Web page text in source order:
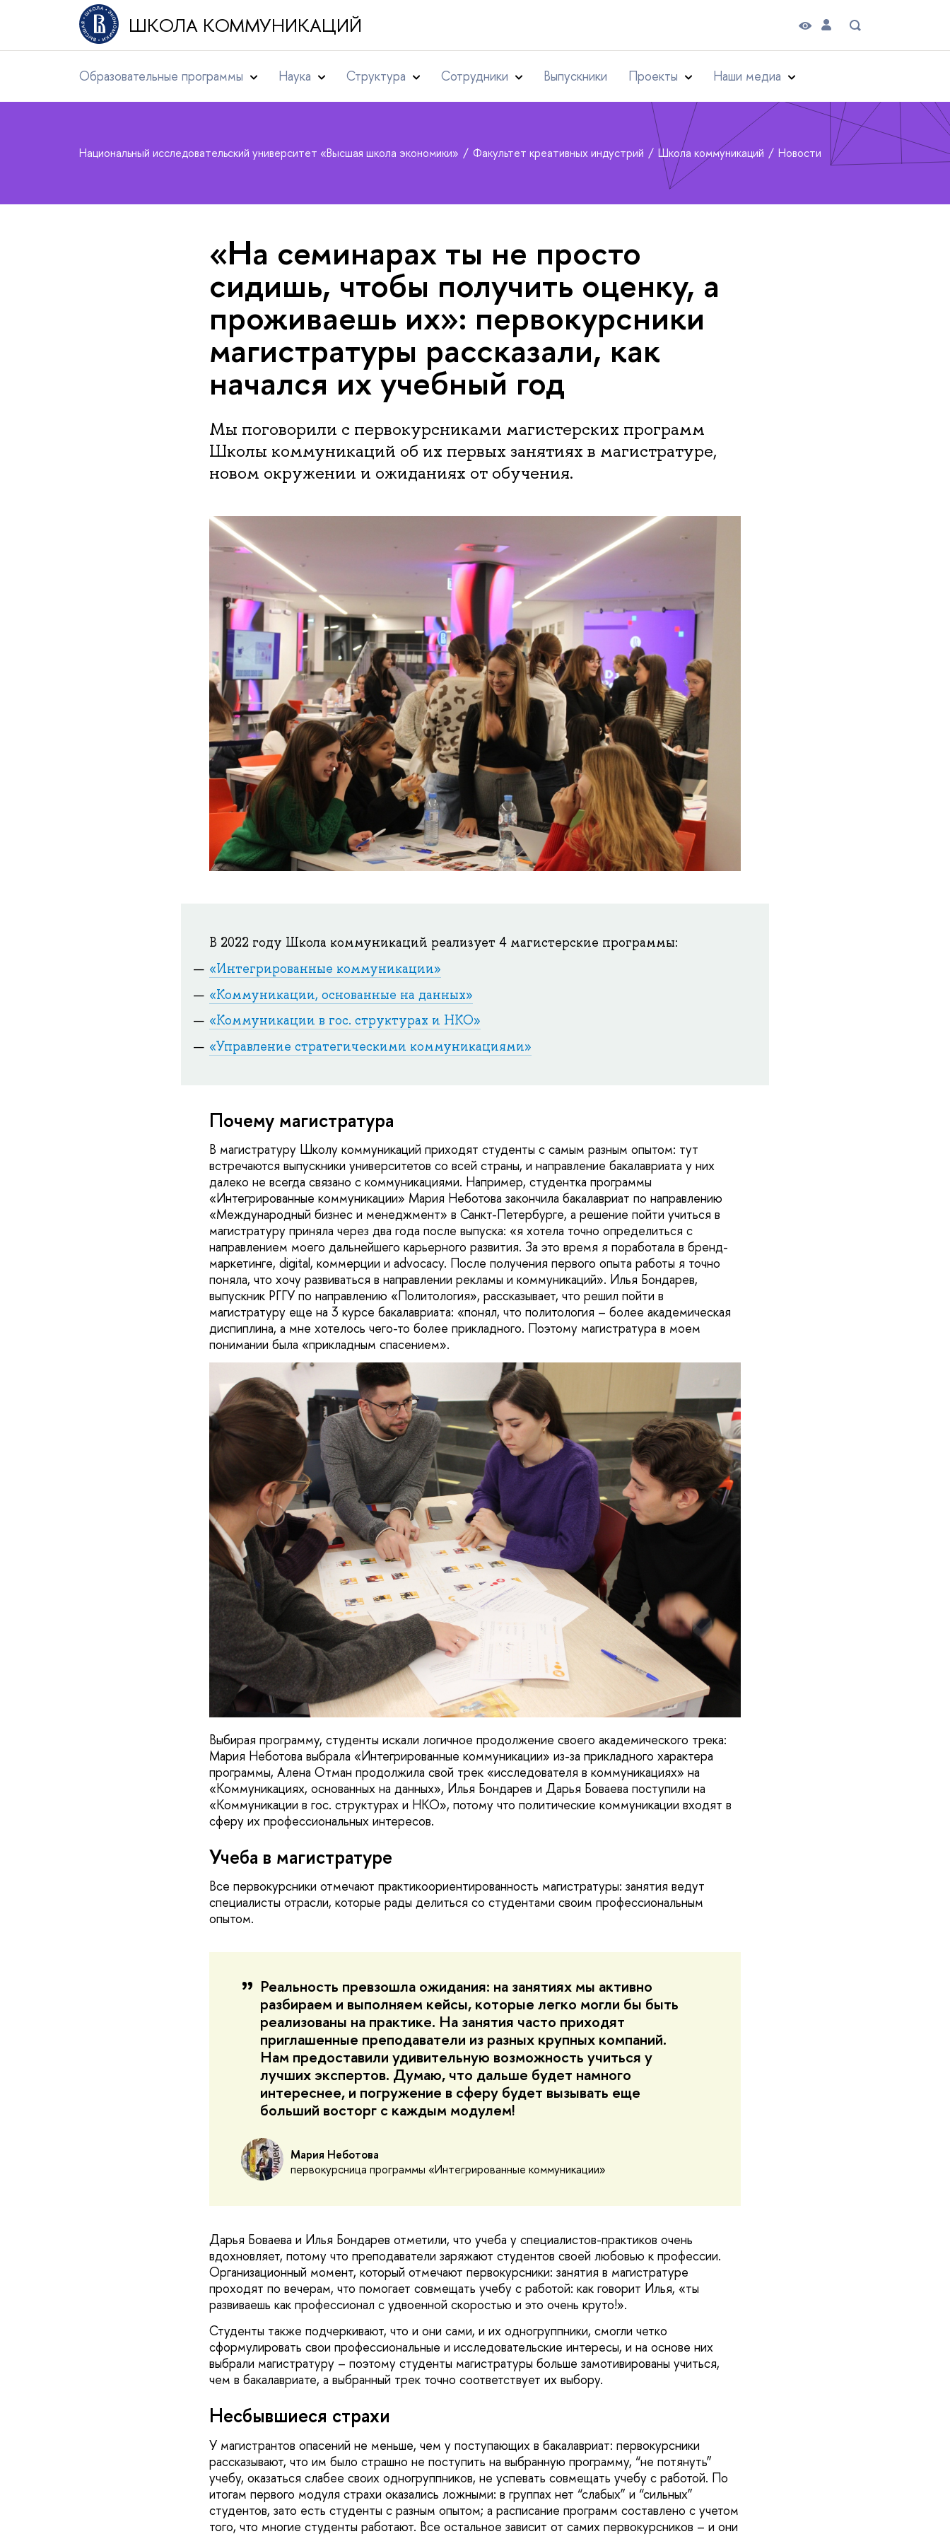
ШКОЛА КОММУНИКАЦИЙ
Образовательные программы Наука Структура Сотрудники Выпускники Проекты Наши медиа
Национальный исследовательский университет «Высшая школа экономики» Факультет креативных индустрий Школа коммуникаций Новости
«На семинарах ты не просто
сидишь, чтобы получить оценку, а
проживаешь их»: первокурсники
магистратуры рассказали, как
начался их учебный год
Мы поговорили с первокурсниками магистерских программ
Школы коммуникаций об их первых занятиях в магистратуре,
новом окружении и ожиданиях от обучения.
В 2022 году Школа коммуникаций реализует 4 магистерские программы:
«Интегрированные коммуникации»
«Коммуникации, основанные на данных»
«Коммуникации в гос. структурах и НКО»
«Управление стратегическими коммуникациями»
Почему магистратура
В магистратуру Школу коммуникаций приходят студенты с самым разным опытом: тут
встречаются выпускники университетов со всей страны, и направление бакалавриата у них
далеко не всегда связано с коммуникациями. Например, студентка программы
«Интегрированные коммуникации» Мария Неботова закончила бакалавриат по направлению
«Международный бизнес и менеджмент» в Санкт-Петербурге, а решение пойти учиться в
магистратуру приняла через два года после выпуска: «я хотела точно определиться с
направлением моего дальнейшего карьерного развития. За это время я поработала в бренд-
маркетинге, digital, коммерции и advocacy. После получения первого опыта работы я точно
поняла, что хочу развиваться в направлении рекламы и коммуникаций». Илья Бондарев,
выпускник РГГУ по направлению «Политология», рассказывает, что решил пойти в
магистратуру еще на 3 курсе бакалавриата: «понял, что политология – более академическая
диспиплина, а мне хотелось чего-то более прикладного. Поэтому магистратура в моем
понимании была «прикладным спасением».
Выбирая программу, студенты искали логичное продолжение своего академического трека:
Мария Неботова выбрала «Интегрированные коммуникации» из-за прикладного характера
программы, Алена Отман продолжила свой трек «исследователя в коммуникациях» на
«Коммуникациях, основанных на данных», Илья Бондарев и Дарья Боваева поступили на
«Коммуникации в гос. структурах и НКО», потому что политические коммуникации входят в
сферу их профессиональных интересов.
Учеба в магистратуре
Все первокурсники отмечают практикоориентированность магистратуры: занятия ведут
специалисты отрасли, которые рады делиться со студентами своим профессиональным
опытом.
Реальность превзошла ожидания: на занятиях мы активно
разбираем и выполняем кейсы, которые легко могли бы быть
реализованы на практике. На занятия часто приходят
приглашенные преподаватели из разных крупных компаний.
Нам предоставили удивительную возможность учиться у
лучших экспертов. Думаю, что дальше будет намного
интереснее, и погружение в сферу будет вызывать еще
больший восторг с каждым модулем!
Мария Неботова
первокурсница программы «Интегрированные коммуникации»
Дарья Боваева и Илья Бондарев отметили, что учеба у специалистов-практиков очень
вдохновляет, потому что преподаватели заряжают студентов своей любовью к профессии.
Организационный момент, который отмечают первокурсники: занятия в магистратуре
проходят по вечерам, что помогает совмещать учебу с работой: как говорит Илья, «ты
развиваешь как профессионал с удвоенной скоростью и это очень круто!».
Студенты также подчеркивают, что и они сами, и их одногруппники, смогли четко
сформулировать свои профессиональные и исследовательские интересы, и на основе них
выбрали магистратуру – поэтому студенты магистратуры больше замотивированы учиться,
чем в бакалавриате, а выбранный трек точно соответствует их выбору.
Несбывшиеся страхи
У магистрантов опасений не меньше, чем у поступающих в бакалавриат: первокурсники
рассказывают, что им было страшно не поступить на выбранную программу, “не потянуть”
учебу, оказаться слабее своих одногруппников, не успевать совмещать учебу с работой. По
итогам первого модуля страхи оказались ложными: в группах нет “слабых” и “сильных”
студентов, зато есть студенты с разным опытом; а расписание программ составлено с учетом
того, что многие студенты работают. Все остальное зависит от самих первокурсников – и они